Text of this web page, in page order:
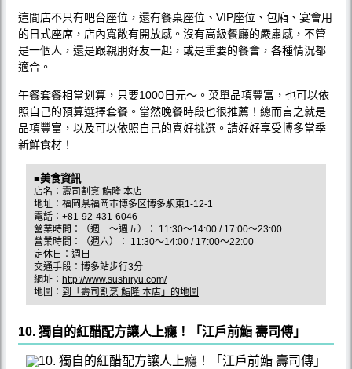
這間店不只有吧台座位，還有餐桌座位、VIP座位、包廂、宴會用
的日式座席，店內寬敞有開放感。沒有高級餐廳的嚴肅感，不管
是一個人，還是跟親朋好友一起，或是重要的餐會，各種情況都
適合。
午餐套餐相當划算，只要1000日元～。菜單品項豐富，也可以依
照自己的預算選擇套餐。當然晚餐時段也很推薦！總而言之就是
品項豐富，以及可以依照自己的喜好挑選。請好好享受博多當季
新鮮食材！
■美食資訊
店名：壽司割烹 鮨隆 本店
地址：福岡県福岡市博多区博多駅東1-12-1
電話：+81-92-431-6046
營業時間：（週一～週五）： 11:30～14:00 / 17:00～23:00
營業時間：（週六）： 11:30～14:00 / 17:00～22:00
定休日：週日
交通手段：博多站步行3分
網址： http://www.sushiryu.com/
地圖： 到「壽司割烹 鮨隆 本店」的地圖
10. 獨自的紅醋配方讓人上癮！「江戶前鮨 壽司傳」